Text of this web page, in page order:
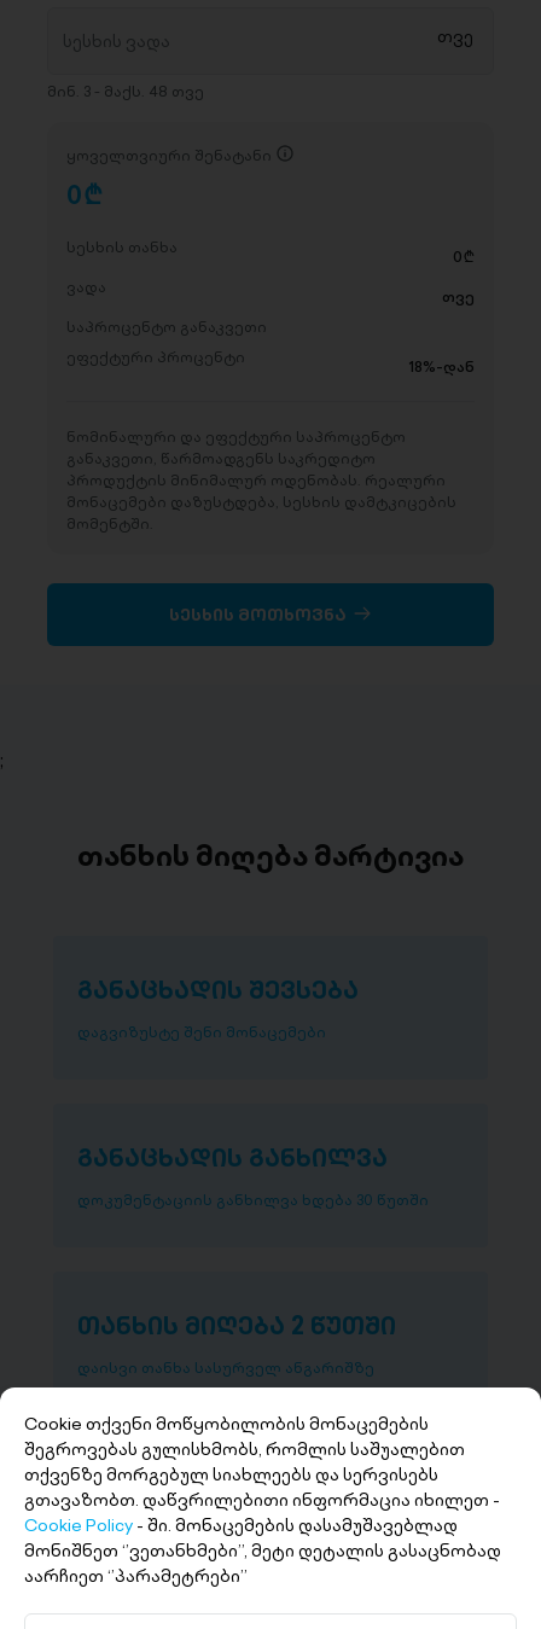
მინ. 3 - მაქს. 48 თვე
ყოველთვიური შენატანი
0D
სესხის თანხა 0 D
ვადა
თვე
საპროცენტო განაკვეთი
ეფექტური პროცენტი
18%-დან
ნომინალური და ეფექტური საპროცენტო
განაკვეთი, წარმოადგენს საკრედიტო
პროდუქტის მინიმალურ ოდენობას. რეალური
მონაცემები დაზუსტდება, სესხის დამტკიცების
მომენტში.
სესხის მოთხოვნა
;
თანხის მიღება მარტივია
განაცხადის შევსება
დაგვიზუსტე შენი მონაცემები
განაცხადის განხილვა
დოკუმენტაციის განხილვა ხდება 30 წუთში
თანხის მიღება 2 წუთში
დაისვი თანხა სასურველ ანგარიშზე
Cookie თქვენი მოწყობილობის მონაცემების
შეგროვებას გულისხმობს, რომლის საშუალებით
თქვენზე მორგებულ სიახლეებს და სერვისებს
გთავაზობთ. დაწვრილებითი ინფორმაცია იხილეთ -
Cookie Policy - ში. მონაცემების დასამუშავებლად
მონიშნეთ ‘’ვეთანხმები’’, მეტი დეტალის გასაცნობად
აარჩიეთ ‘’პარამეტრები’’